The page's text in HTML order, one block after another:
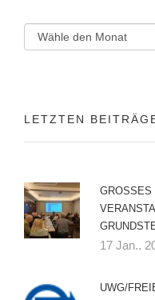
LETZTEN
GROSSES
17 Jan..
UWG/